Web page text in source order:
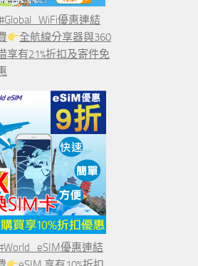
優惠連結
全航線分享器與360
享有21%折扣及寄件免
優惠連結